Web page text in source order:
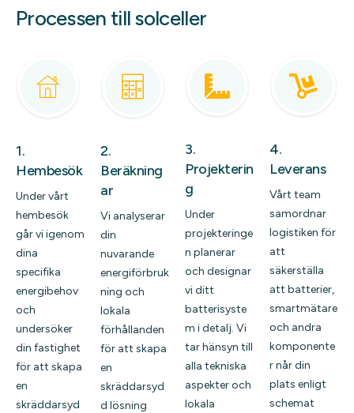
Processen till solceller
1.
Hembesök
Under vårt
hembesök
går vi igenom
dina
specifika
energibehov
och
undersöker
din fastighet
för att skapa
en
skräddarsyd
2.
Beräkning
ar
Vi analyserar
din
nuvarande
energiförbruk
ning och
lokala
förhållanden
för att skapa
en
skräddarsyd
d lösning
3.
Projekterin
g
Under
projekteringe
n planerar
och designar
vi ditt
batterisyste
m i detalj. Vi
tar hänsyn till
alla tekniska
aspekter och
lokala
4.
Leverans
Vårt team
samordnar
logistiken för
att
säkerställa
att batterier,
smartmätare
och andra
komponente
r når din
plats enligt
schemat